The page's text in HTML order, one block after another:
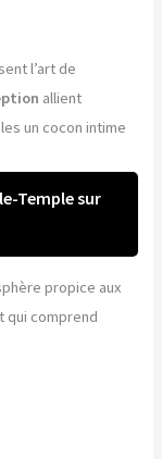
l’art de
allient
un cocon intime
Temple sur
propice aux
qui comprend